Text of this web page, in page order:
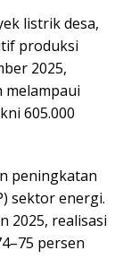
listrik desa,
produksi
2025,
melampaui
605.000
peningkatan
sektor energi.
2025, realisasi
persen